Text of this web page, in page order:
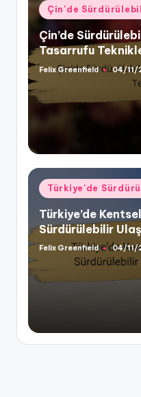
Posted
in
Çin'de
Çin’de
Tasarrufu
Posted
Felix Greenfield 04/11/
Posted
in
Türkiye'de
Türkiye’de
Sürdürülebilir
Posted
Felix Greenfield 04/11/